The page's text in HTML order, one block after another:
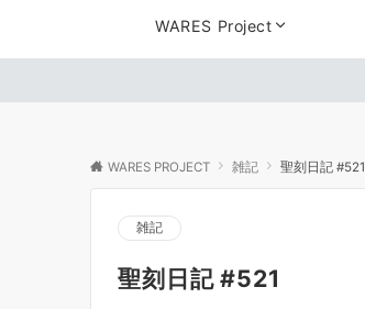
WARES Project
WARES PROJECT 雑記 聖刻日記 #521
雑記
聖刻日記 #521